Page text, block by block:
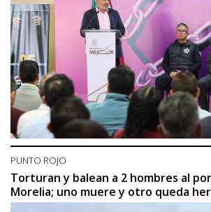
PUNTO ROJO
Torturan y balean a 2 hombres al
Morelia; uno muere y otro queda